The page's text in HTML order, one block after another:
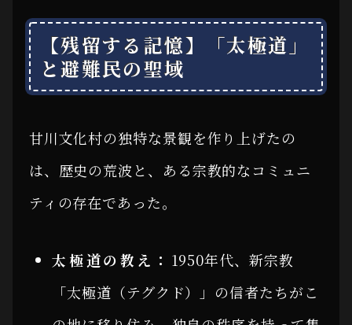
【残留する記憶】「太極道」
と避難民の聖域
甘川文化村の独特な景観を作り上げたの
は、歴史の荒波と、ある宗教的なコミュニ
ティの存在であった。
太極道の教え： 1950年代、新宗教
「太極道（テグクド）」の信者たちがこ